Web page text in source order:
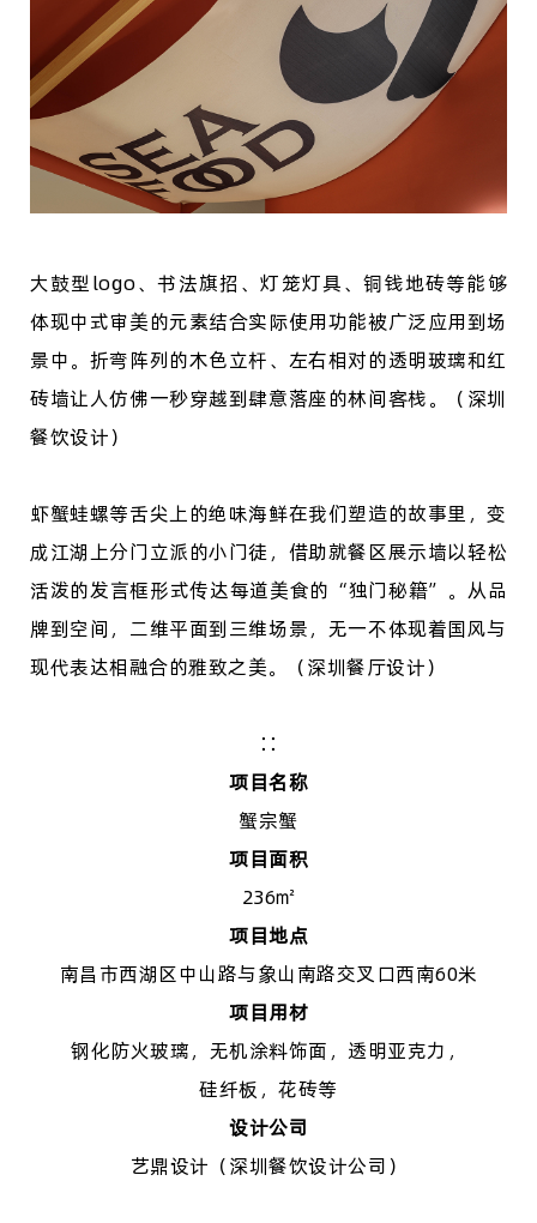
大鼓型 logo、书法旗招、灯笼灯具、铜钱地砖等能够
体现中式审美的元素结合实际使用功能被广泛应用到场
景中。折弯阵列的木色立杆、左右相对的透明玻璃和红
砖墙让人仿佛一秒穿越到肆意落座的林间客栈。（深圳
餐饮设计）
虾蟹蛙螺等舌尖上的绝味海鲜在我们塑造的故事里，变
成江湖上分门立派的小门徒，借助就餐区展示墙以轻松
活泼的发言框形式传达每道美食的 “独门秘籍”。从品
牌到空间，二维平面到三维场景，无一不体现着国风与
现代表达相融合的雅致之美。（深圳餐厅设计）
∷
项目名称
蟹宗蟹
项目面积
236㎡
项目地点
南昌市西湖区中山路与象山南路交叉口西南60米
项目用材
钢化防火玻璃，无机涂料饰面，透明亚克力，
硅纤板，花砖等
设计公司
艺鼎设计（深圳餐饮设计公司）